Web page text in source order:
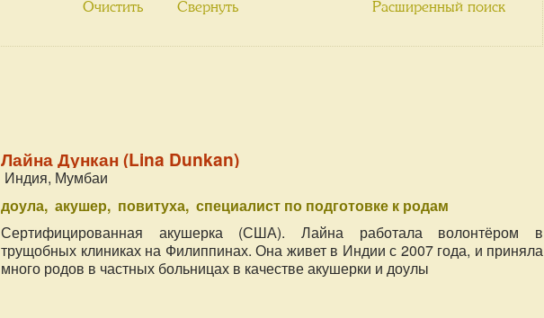
Очистить Свернуть Расширенный поиск
Лайна Дункан (Lina Dunkan)
Индия, Мумбаи
доула акушер повитуха специалист по подготовке к родам
Сертифицированная акушерка (США). Лайна работала волонтёром в
трущобных клиниках на Филиппинах. Она живет в Индии с 2007 года, и приняла
много родов в частных больницах в качестве акушерки и доулы